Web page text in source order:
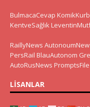
BulmacaCevap
KentveSağlık
RaillyNews
PersRail BlauAutonom
AutoRusNews PromptsFile
LISANLAR